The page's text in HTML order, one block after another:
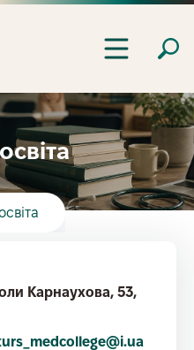
Карнаухова, 53,